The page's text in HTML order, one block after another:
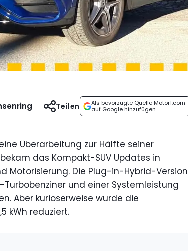
Als bevorzugte Quelle Motor1.com
auf Google hinzufügen
Teilen
Überarbeitung zur Hälfte seiner
das Kompakt-SUV Updates in
Motorisierung. Die Plug-in-Hybrid-Version
und einer Systemleistung
Aber kurioserweise wurde die
kWh reduziert.